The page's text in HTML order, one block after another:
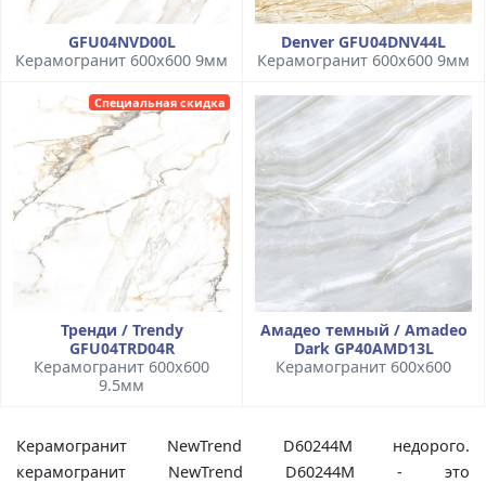
GFU04NVD00L
Керамогранит 600x600 9мм
Denver GFU04DNV44L
Керамогранит 600x600 9мм
Специальная скидка
Тренди / Trendy
GFU04TRD04R
Керамогранит 600x600
9.5мм
Амадео темный / Amadeo
Dark GP40AMD13L
Керамогранит 600x600
Керамогранит NewTrend D60244М недорого.
керамогранит NewTrend D60244М - это